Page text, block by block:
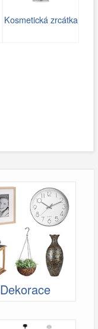
Kosmetická zrcátka
Dekorace